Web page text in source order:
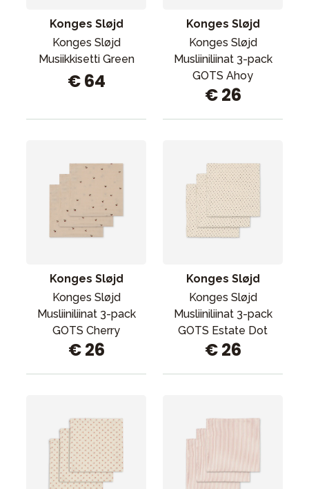
Konges Sløjd
Konges Sløjd
Musiikkisetti Green
€ 64
Konges Sløjd
Konges Sløjd
Musliiniliinat 3-pack
GOTS Ahoy
€ 26
Konges Sløjd
Konges Sløjd
Musliiniliinat 3-pack
GOTS Cherry
€ 26
Konges Sløjd
Konges Sløjd
Musliiniliinat 3-pack
GOTS Estate Dot
€ 26
Kampanjat
Lahjavinkkejä
Aurinko ja uinti Outlet
Opas
Ota meihin yhteyttä osoitteessa
Myymälämme